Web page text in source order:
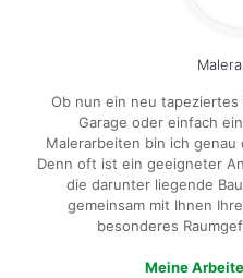
Ob nun ein neu
Garage oder einfach
Malerarbeiten bin ich
Denn oft ist ein geeigneter
die darunter liegende
gemeinsam mit Ihnen
besonderes
Meine